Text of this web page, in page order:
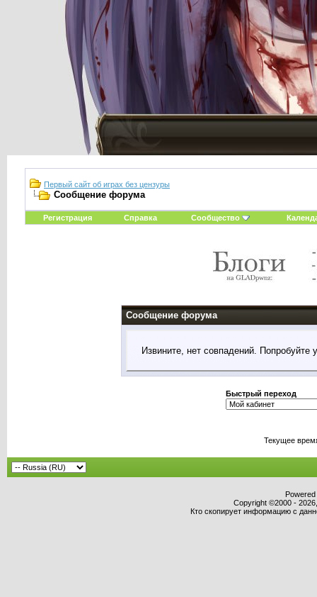
Первый сайт об играх без цензуры
Сообщение форума
Регистрация Справка Сообщество
Сообщение форума
Извините, нет совпадений. Попробуйте
Быстрый переход
Текущее
Copyright ©2000 -
Кто скопирует информацию с